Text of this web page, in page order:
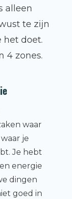
alleen
te zijn
het doet.
4 zones.
waar
je
Je hebt
energie
dingen
goed in